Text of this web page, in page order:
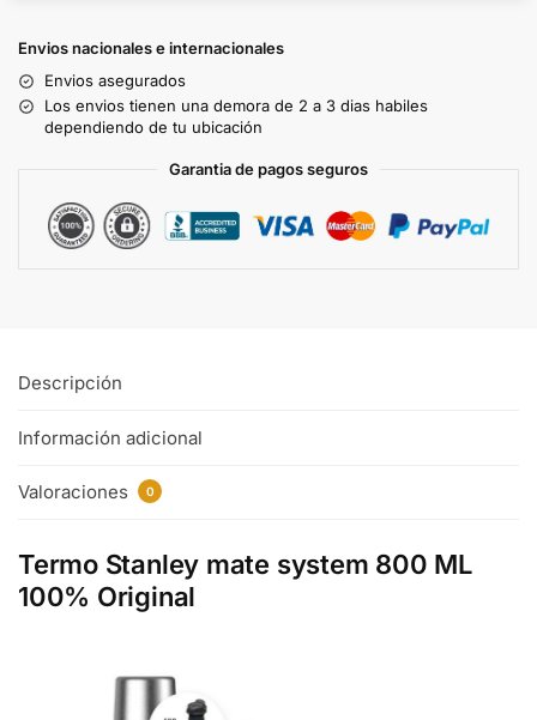
Envios nacionales e internacionales
Envios asegurados
Los envios tienen una demora de 2 a 3 dias habiles
dependiendo de tu ubicación
Garantia de pagos seguros
Descripción
Información adicional
Valoraciones 0
Termo Stanley mate system 800 ML
100% Original